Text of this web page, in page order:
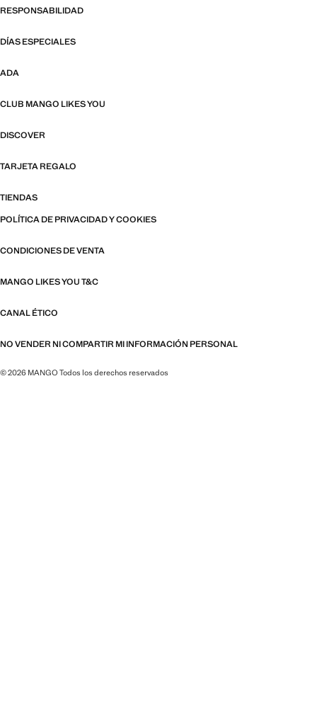
RESPONSABILIDAD
DÍAS ESPECIALES
ADA
CLUB MANGO LIKES YOU
DISCOVER
TARJETA REGALO
TIENDAS
POLÍTICA DE PRIVACIDAD Y COOKIES
CONDICIONES DE VENTA
MANGO LIKES YOU T&C
CANAL ÉTICO
NO VENDER NI COMPARTIR MI INFORMACIÓN PERSONAL
© 2026 MANGO Todos los derechos reservados